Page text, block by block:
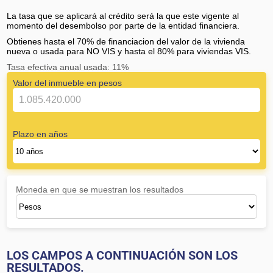
La tasa que se aplicará al crédito será la que este vigente al
momento del desembolso por parte de la entidad financiera.
Obtienes hasta el 70% de financiacion del valor de la vivienda
nueva o usada para NO VIS y hasta el 80% para viviendas VIS.
Tasa efectiva anual usada: 11%
Valor del inmueble en pesos
Plazo en años
Moneda en que se muestran los resultados
LOS CAMPOS A CONTINUACIÓN SON LOS
RESULTADOS.